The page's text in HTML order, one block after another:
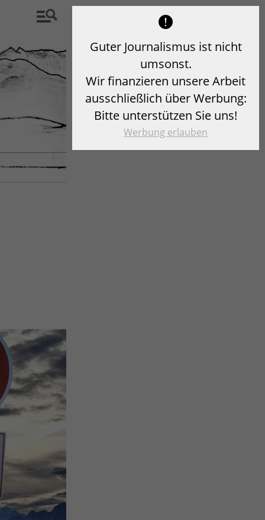
Guter Journalismus ist nicht
umsonst.
Wir finanzieren unsere Arbeit
ausschließlich über Werbung:
Bitte unterstützen Sie uns!
Werbung erlauben